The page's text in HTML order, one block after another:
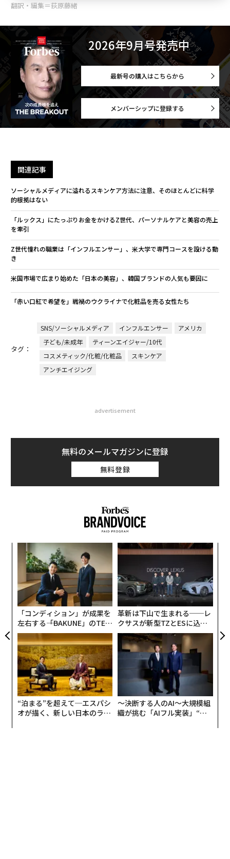
翻訳・編集＝荻原藤緒
2026年9月号発売中
最新号の購入はこちらから
メンバーシップに登録する
関連記事
ソーシャルメディアに溢れるスキンケア方法に注意、そのほとんどに科学
的根拠はない
「ルックス」にたっぷりお金をかけるZ世代、パーソナルケアと美容の売上
を牽引
Z世代憧れの職業は「インフルエンサー」、米大学で専門コースを設ける動
き
米国市場で広まり始めた「日本の美容」、韓国ブランドの人気も要因に
「赤い口紅で希望を」戦禍のウクライナで化粧品を売る女性たち
タグ：
SNS/ソーシャルメディア インフルエンサー
アメリカ
子ども/未成年
ティーンエイジャー/10代
コスメティック/化粧/化粧品
スキンケア
アンチエイジング
advertisement
無料のメールマガジンに登録
無料登録
「コンディション」が成果を
左右する――「BAKUNE」のTEN
TIALが支える「挑戦者の明
日」
革新は下山で生まれる──レ
クサスが新型TZとESに込め
た「DISCOVER」の哲学
“泊まる”を超えて─エスパシ
オが描く、新しい日本のラグ
〜決断する人のAI〜大規模組
織が挑む「AIフル実装」“使